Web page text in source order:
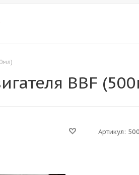
BBF
Артикул: